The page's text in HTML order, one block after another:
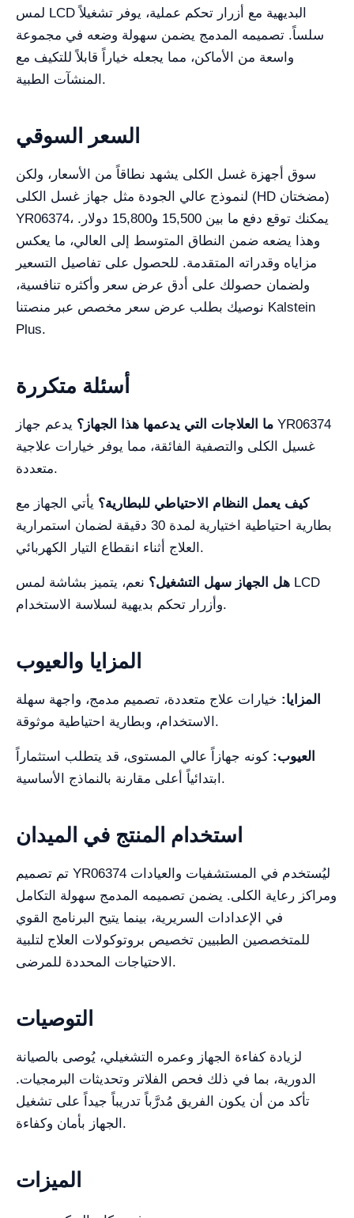
لمس LCD البديهية مع أزرار تحكم عملية، يوفر تشغيلاً
سلساً. تصميمه المدمج يضمن سهولة وضعه في مجموعة
واسعة من الأماكن، مما يجعله خياراً قابلاً للتكيف مع
المنشآت الطبية.
السعر السوقي
سوق أجهزة غسل الكلى يشهد نطاقاً من الأسعار، ولكن
لنموذج عالي الجودة مثل جهاز غسل الكلى (HD مضختان)
YR06374، يمكنك توقع دفع ما بين 15,500 و15,800 دولار.
وهذا يضعه ضمن النطاق المتوسط إلى العالي، ما يعكس
مزاياه وقدراته المتقدمة. للحصول على تفاصيل التسعير
ولضمان حصولك على أدق عرض سعر وأكثره تنافسية،
نوصيك بطلب عرض سعر مخصص عبر منصتنا Kalstein
Plus.
أسئلة متكررة
ما العلاجات التي يدعمها هذا الجهاز؟ يدعم جهاز YR06374
غسيل الكلى والتصفية الفائقة، مما يوفر خيارات علاجية
متعددة.
كيف يعمل النظام الاحتياطي للبطارية؟ يأتي الجهاز مع
بطارية احتياطية اختيارية لمدة 30 دقيقة لضمان استمرارية
العلاج أثناء انقطاع التيار الكهربائي.
هل الجهاز سهل التشغيل؟ نعم، يتميز بشاشة لمس LCD
وأزرار تحكم بديهية لسلاسة الاستخدام.
المزايا والعيوب
المزايا: خيارات علاج متعددة، تصميم مدمج، واجهة سهلة
الاستخدام، وبطارية احتياطية موثوقة.
العيوب: كونه جهازاً عالي المستوى، قد يتطلب استثماراً
ابتدائياً أعلى مقارنة بالنماذج الأساسية.
استخدام المنتج في الميدان
تم تصميم YR06374 ليُستخدم في المستشفيات والعيادات
ومراكز رعاية الكلى. يضمن تصميمه المدمج سهولة التكامل
في الإعدادات السريرية، بينما يتيح البرنامج القوي
للمتخصصين الطبيين تخصيص بروتوكولات العلاج لتلبية
الاحتياجات المحددة للمرضى.
التوصيات
لزيادة كفاءة الجهاز وعمره التشغيلي، يُوصى بالصيانة
الدورية، بما في ذلك فحص الفلاتر وتحديثات البرمجيات.
تأكد من أن يكون الفريق مُدرَّباً تدريباً جيداً على تشغيل
الجهاز بأمان وكفاءة.
الميزات